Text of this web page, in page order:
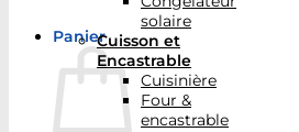
Panier
solaire
Cuisson et
Encastrable
Cuisinière
Four &
encastrable